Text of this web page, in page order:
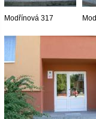
Modřínová 317